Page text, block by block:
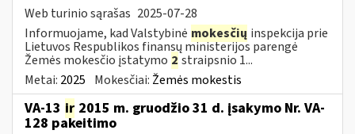
Web turinio sąrašas 2025-07-28
Informuojame, kad Valstybinė mokesčių inspekcija prie
Lietuvos Respublikos finansų ministerijos parengė
Žemės mokesčio įstatymo 2 straipsnio 1...
Metai: 2025 Mokesčiai: Žemės mokestis
VA-13 ir 2015 m. gruodžio 31 d. įsakymo Nr. VA-
128 pakeitimo